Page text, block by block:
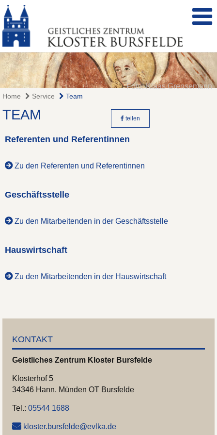
Foto: Klaas Grensemann
Home Service Team
TEAM teilen
Referenten und Referentinnen
Zu den Referenten und Referentinnen
Geschäftsstelle
Zu den Mitarbeitenden in der Geschäftsstelle
Hauswirtschaft
Zu den Mitarbeitenden in der Hauswirtschaft
KONTAKT
Geistliches Zentrum Kloster Bursfelde
Klosterhof 5
34346 Hann. Münden OT Bursfelde
Tel.: 05544 1688
kloster.bursfelde@evlka.de